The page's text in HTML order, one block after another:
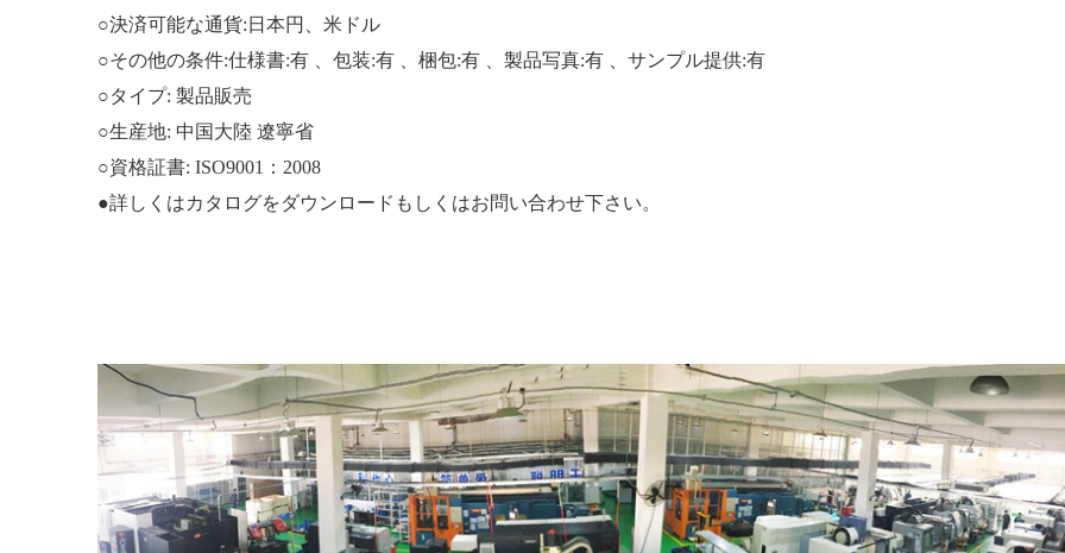
○決済可能な通貨:日本円、米ドル
○その他の条件:仕様書:有 、包装:有 、梱包:有 、製品写真:有 、サンプル提供:有
○タイプ: 製品販売
○生産地: 中国大陸 遼寧省
○資格証書: ISO9001：2008
●詳しくはカタログをダウンロードもしくはお問い合わせ下さい。